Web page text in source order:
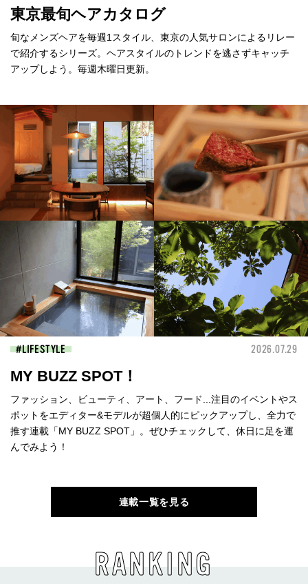
東京最旬ヘアカタログ
旬なメンズヘアを毎週1スタイル、東京の人気サロンによるリレー
で紹介するシリーズ。ヘアスタイルのトレンドを逃さずキャッチ
アップしよう。毎週木曜日更新。
LIFESTYLE 2026.07.29
MY BUZZ SPOT！
ファッション、ビューティ、アート、フード...注目のイベントやス
ポットをエディター&モデルが超個人的にピックアップし、全力で
推す連載「MY BUZZ SPOT」。ぜひチェックして、休日に足を運
んでみよう！
連載一覧を見る
RANKING